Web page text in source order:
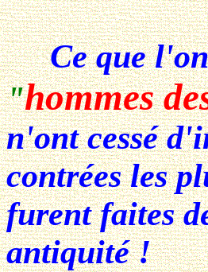
Ce que l'on
"hommes
n'ont cessé
contrées les
furent faites
antiquité !